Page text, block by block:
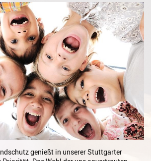
Gesang
Instrumentenkarussell
Komposition
Musikproduktion, DJing und
Recording
Musiktheater - Stage
Coaching
Musiktheorie
genießt in unserer Stuttgarter